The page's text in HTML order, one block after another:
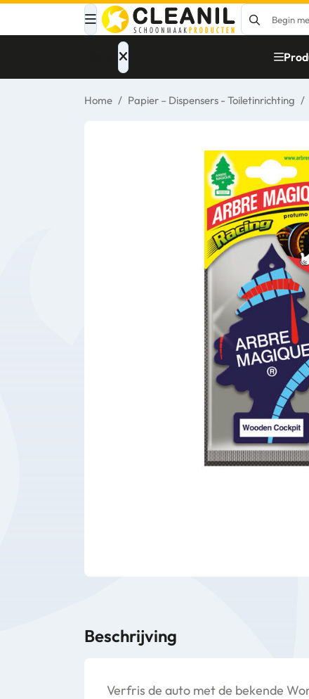
Reinigingsmiddelen
Papier – Dispensers
- Toiletinrichting
Bedrijfsbenodigdheden
Home / Papier – Dispensers - Toiletinrichting /
Beschrijving
Verfris de auto met de bekende